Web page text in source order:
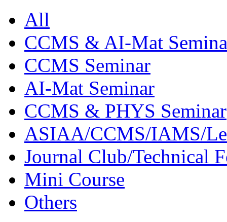
All
CCMS & AI-Mat
CCMS Seminar
AI-Mat Seminar
CCMS & PHYS Seminar
ASIAA/CCMS/IAMS/
Journal Club/Technical
Mini Course
Others